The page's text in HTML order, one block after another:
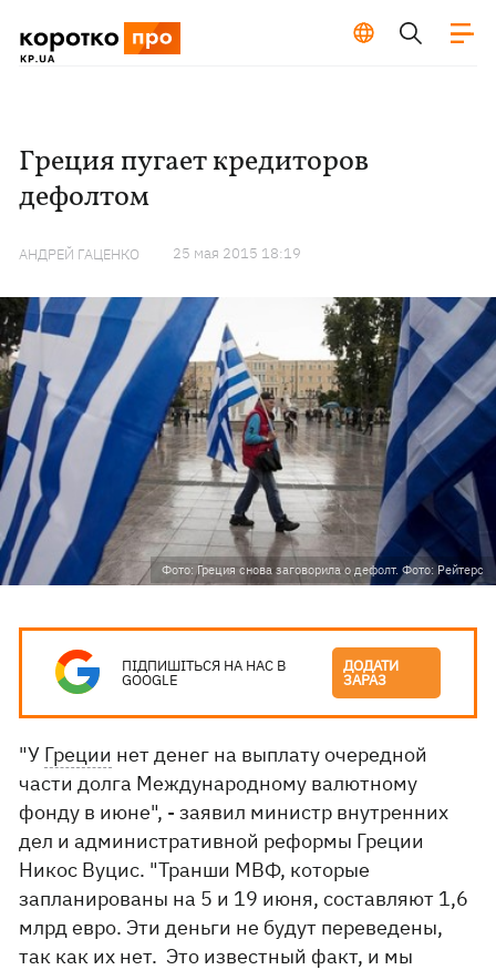
Греция пугает кредиторов
дефолтом
АНДРЕЙ ГАЦЕНКО 25 мая 2015 18:19
Фото: Греция снова заговорила о дефолт. Фото: Рейтерс
ПІДПИШІТЬСЯ НА НАС В
GOOGLE
ДОДАТИ
ЗАРАЗ
"У Греции нет денег на выплату очередной
части долга Международному валютному
фонду в июне", - заявил министр внутренних
дел и административной реформы Греции
Никос Вуцис. "Транши МВФ, которые
запланированы на 5 и 19 июня, составляют 1,6
млрд евро. Эти деньги не будут переведены,
так как их нет. Это известный факт, и мы